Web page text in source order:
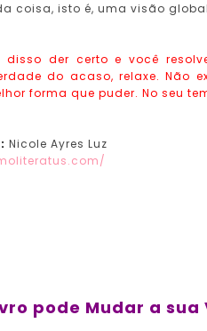
coisa, isto é, uma visão
disso der certo e você
do acaso, relaxe. Não
forma que puder. No seu
Nicole Ayres Luz
pode Mudar a sua